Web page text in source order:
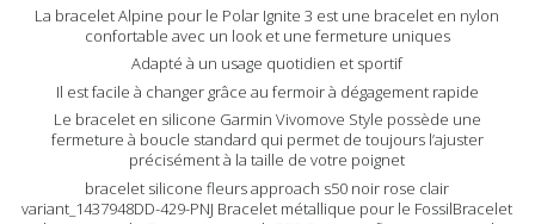
La bracelet Alpine pour le Polar Ignite 3 est une bracelet en nylon
confortable avec un look et une fermeture uniques
Adapté à un usage quotidien et sportif
Il est facile à changer grâce au fermoir à dégagement rapide
Le bracelet en silicone Garmin Vivomove Style possède une
fermeture à boucle standard qui permet de toujours l’ajuster
précisément à la taille de votre poignet
bracelet silicone fleurs approach s50 noir rose clair
variant_1437948DD-429-PNJ Bracelet métallique pour le FossilBracelet